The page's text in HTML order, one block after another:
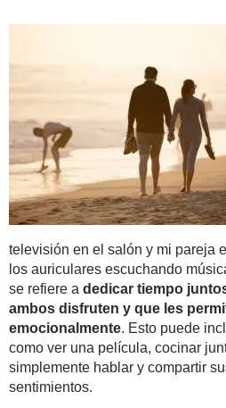
televisión en el salón y mi pareja
los auriculares escuchando
se refiere a dedicar tiempo
ambos disfruten y que les
emocionalmente. Esto puede
como ver una película, cocinar
simplemente hablar y compartir
sentimientos.